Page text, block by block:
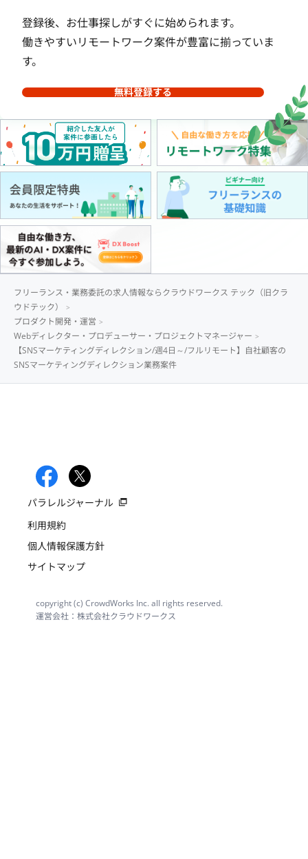
登録後、お仕事探しがすぐに始められます。
働きやすいリモートワーク案件が豊富に揃っていま
す。
無料登録する
フリーランス・業務委託の求人情報ならクラウドワークス テック（旧クラ
ウドテック）
プロダクト開発・運営
Webディレクター・プロデューサー・プロジェクトマネージャー
【SNSマーケティングディレクション/週4日～/フルリモート】自社顧客の
SNSマーケティングディレクション業務案件
パラレルジャーナル
利用規約
個人情報保護方針
サイトマップ
copyright (c) CrowdWorks Inc. all rights reserved.
運営会社：株式会社クラウドワークス